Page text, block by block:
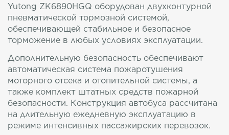
Yutong ZK6890HGQ оборудован двухконтурной
пневматической тормозной системой,
обеспечивающей стабильное и безопасное
торможение в любых условиях эксплуатации.
Дополнительную безопасность обеспечивают
автоматическая система пожаротушения
моторного отсека и отопительной системы, а
также комплект штатных средств пожарной
безопасности. Конструкция автобуса рассчитана
на длительную ежедневную эксплуатацию в
режиме интенсивных пассажирских перевозок.